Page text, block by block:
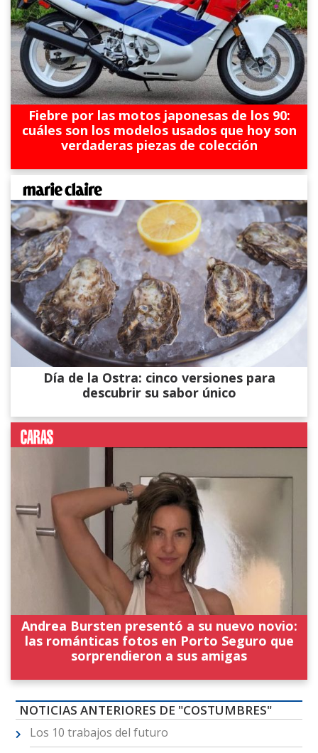
Fiebre por las motos japonesas de los 90:
cuáles son los modelos usados que hoy son
verdaderas piezas de colección
Día de la Ostra: cinco versiones para
descubrir su sabor único
Andrea Bursten presentó a su nuevo novio:
las románticas fotos en Porto Seguro que
sorprendieron a sus amigas
NOTICIAS ANTERIORES DE "COSTUMBRES"
Los 10 trabajos del futuro